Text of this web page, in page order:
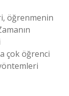
öğrenmenin
çok öğrenci